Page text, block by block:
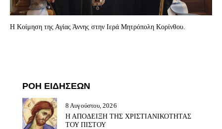
Η Κοίμηση της Αγίας Άννης στην Ιερά Μητρόπολη Κορίνθου.
ΡΟΗ ΕΙΔΗΣΕΩΝ
8 Αυγούστου, 2026
Η ΑΠΟΔΕΙΞΗ ΤΗΣ ΧΡΙΣΤΙΑΝΙΚΟΤΗΤΑΣ
ΤΟΥ ΠΙΣΤΟΥ